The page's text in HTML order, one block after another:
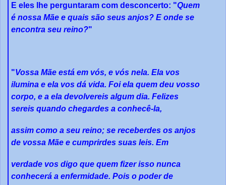
E eles lhe perguntaram com desconcerto: "Quem
é nossa Mãe e quais são seus anjos? E onde se
encontra seu reino?"
"Vossa Mãe está em vós, e vós nela. Ela vos
ilumina e ela vos dá vida. Foi ela quem deu vosso
corpo, e a ela devolvereis algum dia. Felizes
sereis quando chegardes a conhecê-la,
assim como a seu reino; se receberdes os anjos
de vossa Mãe e cumprirdes suas leis. Em
verdade vos digo que quem fizer isso nunca
conhecerá a enfermidade. Pois o poder de